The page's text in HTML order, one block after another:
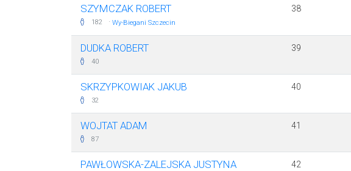
SZYMCZAK ROBERT
182 · Wy-Biegani Szczecin
38
DUDKA ROBERT
40
39
SKRZYPKOWIAK JAKUB
32
40
WOJTAT ADAM
87
41
PAWŁOWSKA-ZALEJSKA JUSTYNA 42